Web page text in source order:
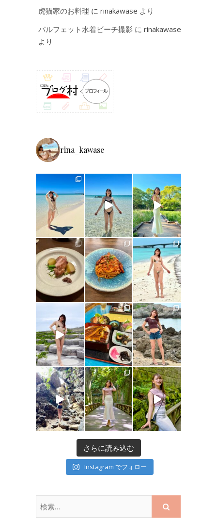
虎猫家のお料理 に rinakawase より
パルフェット水着ビーチ撮影 に rinakawase
より
rina_kawase
さらに読み込む
Instagram でフォロー